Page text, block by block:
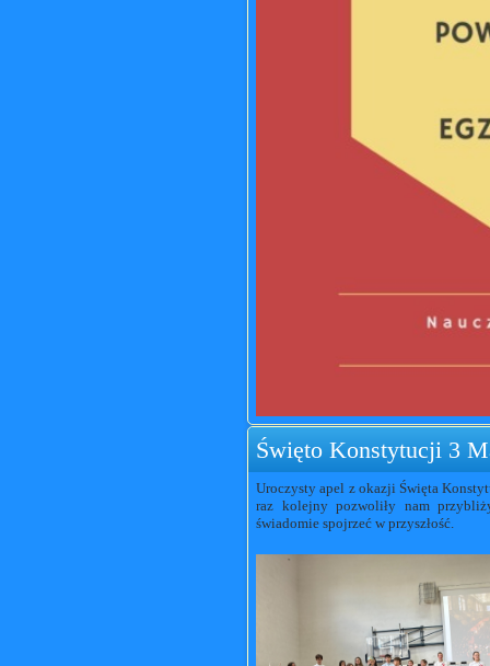
Święto Konstytucji 3
Uroczysty apel z okazji Święta
raz kolejny pozwoliły nam
świadomie spojrzeć w przyszłość.